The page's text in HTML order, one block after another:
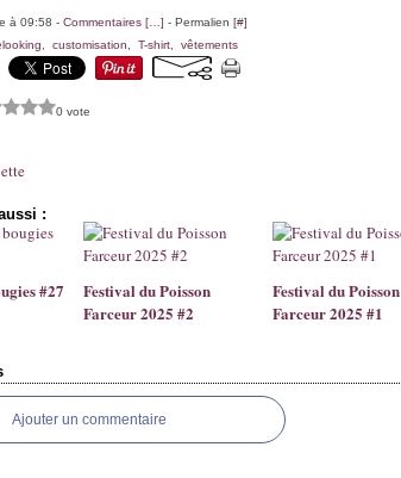
à 09:58 - Commentaires [ ] - Permalien [#]
customisation T-shirt vêtements
0 vote
:
#27
Festival du Poisson
Farceur 2025 #2
Festival du Poisson
Farceur 2025 #1
Ajouter un commentaire